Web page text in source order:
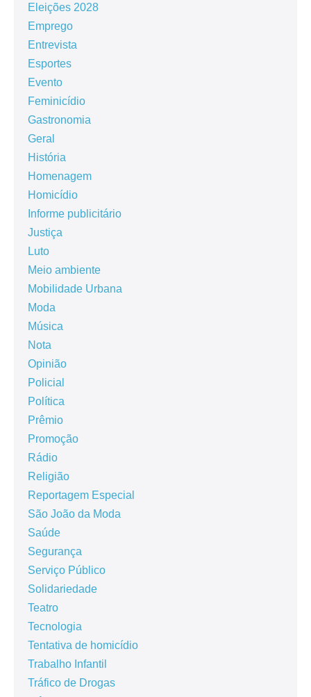
Eleições 2028
Emprego
Entrevista
Esportes
Evento
Feminicídio
Gastronomia
Geral
História
Homenagem
Homicídio
Informe publicitário
Justiça
Luto
Meio ambiente
Mobilidade Urbana
Moda
Música
Nota
Opinião
Policial
Política
Prêmio
Promoção
Rádio
Religião
Reportagem Especial
São João da Moda
Saúde
Segurança
Serviço Público
Solidariedade
Teatro
Tecnologia
Tentativa de homicídio
Trabalho Infantil
Tráfico de Drogas